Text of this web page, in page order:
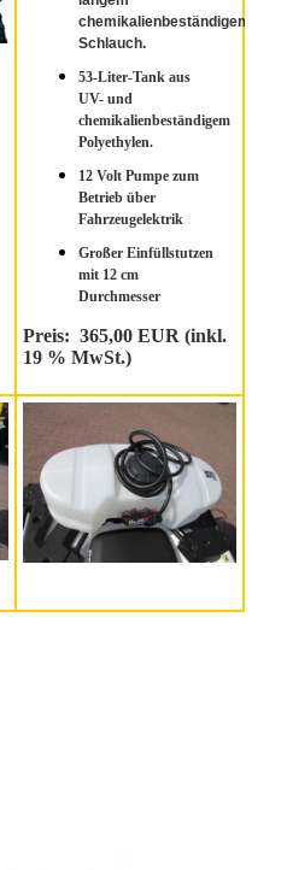
chemikalienbeständigem
Schlauch.
53-Liter-Tank aus
UV- und
chemikalienbeständigem
Polyethylen.
12 Volt Pumpe zum
Betrieb über
Fahrzeugelektrik
Großer Einfüllstutzen
mit 12 cm
Durchmesser
Preis: 365,00 EUR (inkl.
19 % MwSt.)